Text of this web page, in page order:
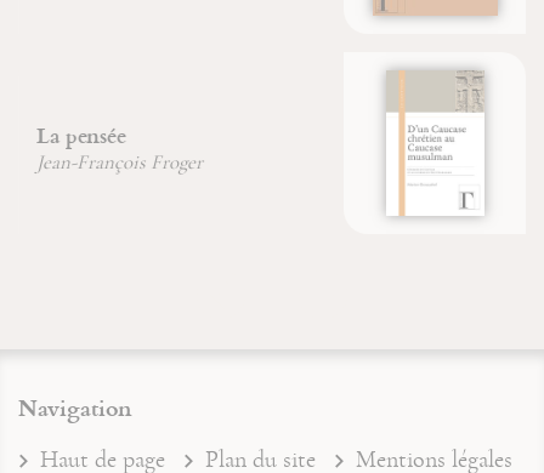
D'un Caucase chrétien au
Navigation
Haut de page Plan du site
Mentions légales